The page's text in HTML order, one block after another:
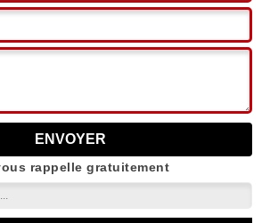
rappelle gratuitement